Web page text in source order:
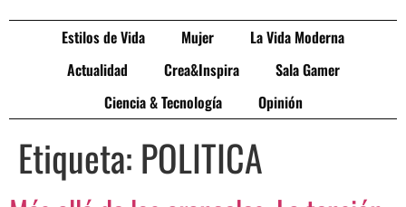
Estilos de Vida Mujer
La Vida Moderna
Actualidad
Crea&Inspira
Sala Gamer
Ciencia & Tecnología
Opinión
Etiqueta: POLITICA